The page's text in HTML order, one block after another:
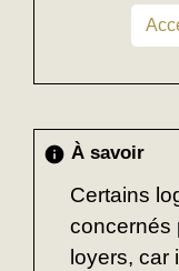
info À savoir
Certains
concernés
loyers, car